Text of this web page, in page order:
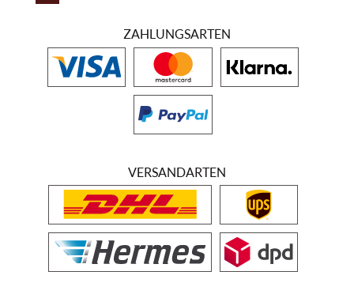
ZAHLUNGSARTEN
VERSANDARTEN